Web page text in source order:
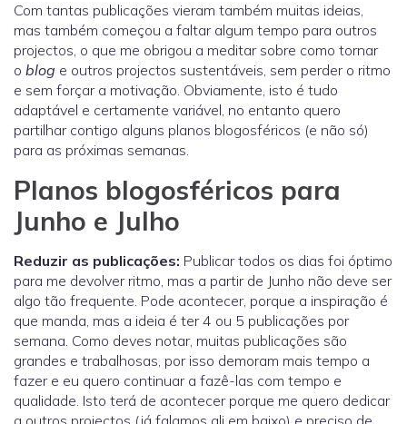
Com tantas publicações vieram também muitas ideias,
mas também começou a faltar algum tempo para outros
projectos, o que me obrigou a meditar sobre como tornar
o blog e outros projectos sustentáveis, sem perder o ritmo
e sem forçar a motivação. Obviamente, isto é tudo
adaptável e certamente variável, no entanto quero
partilhar contigo alguns planos blogosféricos (e não só)
para as próximas semanas.
Planos blogosféricos para
Junho e Julho
Reduzir as publicações: Publicar todos os dias foi óptimo
para me devolver ritmo, mas a partir de Junho não deve ser
algo tão frequente. Pode acontecer, porque a inspiração é
que manda, mas a ideia é ter 4 ou 5 publicações por
semana. Como deves notar, muitas publicações são
grandes e trabalhosas, por isso demoram mais tempo a
fazer e eu quero continuar a fazê-las com tempo e
qualidade. Isto terá de acontecer porque me quero dedicar